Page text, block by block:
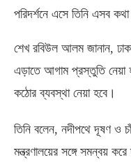
পরিদর্শনে এসে তিনি এসব
শেখ রবিউল আলম জানান,
এড়াতে আগাম প্রস্তুতি
কঠোর ব্যবস্থা নেয়া হবে।
তিনি বলেন, নদীপথে দূষণ ও
মন্ত্রণালয়ের সঙ্গে সমন্বয়